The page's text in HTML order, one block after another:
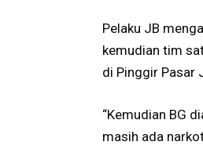
Pelaku JB
kemudian tim
di Pinggir Pasar
“Kemudian BG
masih ada